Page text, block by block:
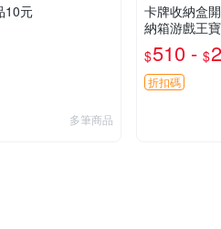
10元
多筆商品
卡牌收納盒
納箱游戲王
殺海賊王dtcg
$510 - $
折扣碼